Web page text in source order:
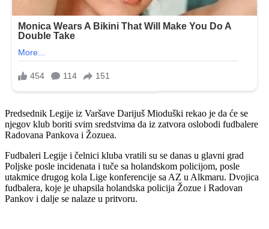
Predsednik Legije iz Varšave Darijuš Mioduški rekao je da će se
njegov klub boriti svim sredstvima da iz zatvora oslobodi fudbalere
Radovana Pankova i Žozuea.
Fudbaleri Legije i čelnici kluba vratili su se danas u glavni grad
Poljske posle incidenata i tuče sa holandskom policijom, posle
utakmice drugog kola Lige konferencije sa AZ u Alkmaru. Dvojica
fudbalera, koje je uhapsila holandska policija Žozue i Radovan
Pankov i dalje se nalaze u pritvoru.